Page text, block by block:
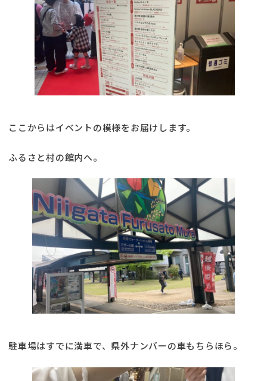
ここからはイベントの模様をお届けします。
ふるさと村の館内へ。
駐車場はすでに満車で、県外ナンバーの車もちらほら。